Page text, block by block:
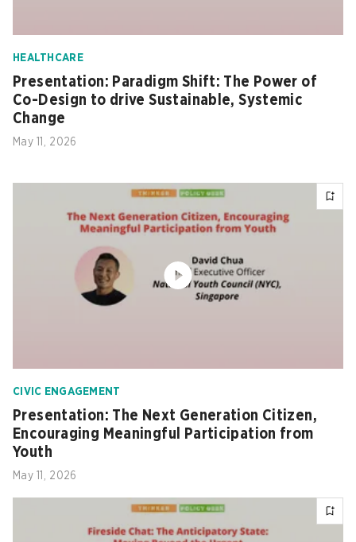
HEALTHCARE
Presentation: Paradigm Shift: The Power of
Co-Design to drive Sustainable, Systemic
Change
May 11, 2026
CIVIC ENGAGEMENT
Presentation: The Next Generation Citizen,
Encouraging Meaningful Participation from
Youth
May 11, 2026